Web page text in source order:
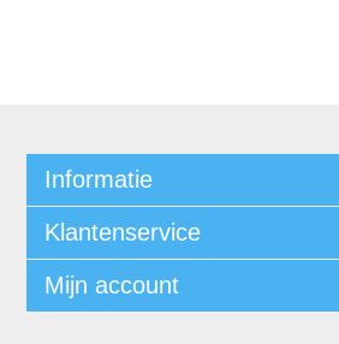
Informatie
Klantenservice
Mijn account